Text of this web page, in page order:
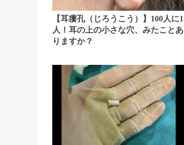
【耳瘻孔（じろうこう）】100人に1
人！耳の上の小さな穴、みたことあ
りますか？